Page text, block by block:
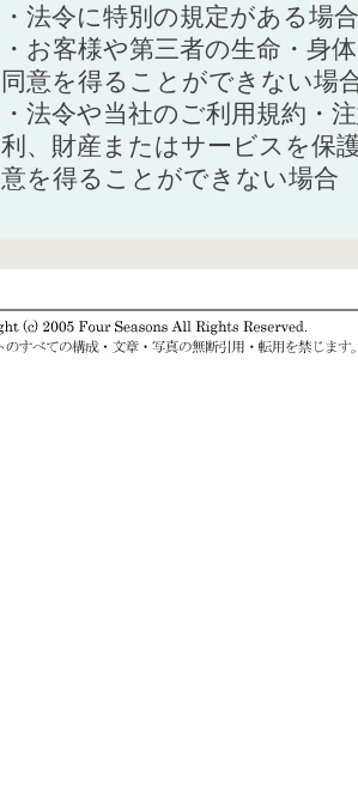
・法令に特別の規定がある場合
・お客様や第三者の生命・身
同意を得ることができない場
・法令や当社のご利用規約・
利、財産またはサービスを保
意を得ることができない場合